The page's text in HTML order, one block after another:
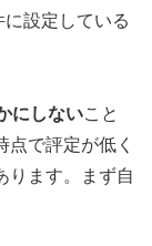
設定している
にしないこと
で評定が低く
ります。まず自